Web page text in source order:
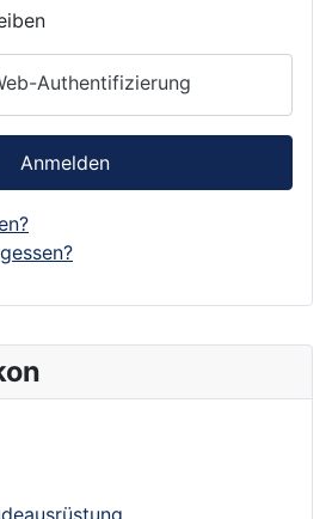
Authentifizierung
Anmelden